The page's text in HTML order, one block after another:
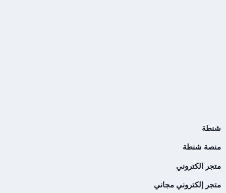
شنطة
منصة شنطة
متجر الكتروني
متجر إلكتروني مجاني